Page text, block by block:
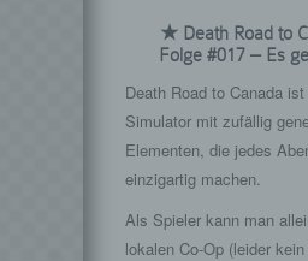
★ Death Road to
Folge #017 – Es
Death Road to Canada
Simulator mit zufällig
Elementen, die jedes
einzigartig machen.
Als Spieler kann man
lokalen Co-Op (leider